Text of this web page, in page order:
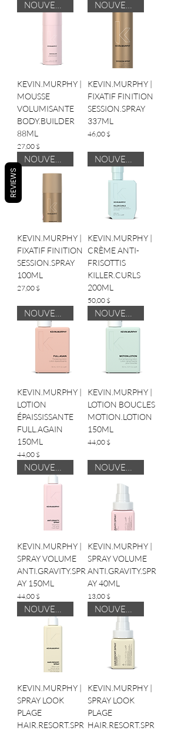
KEVIN.MURPHY |
MOUSSE
VOLUMISANTE
BODY.BUILDER
88ML
Prix
27,00 $
KEVIN.MURPHY |
FIXATIF FINITION
SESSION.SPRAY
337ML
Prix
46,00 $
KEVIN.MURPHY |
FIXATIF FINITION
SESSION.SPRAY
100ML
Prix
27,00 $
KEVIN.MURPHY |
CRÈME ANTI-
FRISOTTIS
KILLER.CURLS
200ML
Prix
50,00 $
KEVIN.MURPHY |
LOTION
ÉPAISSISSANTE
FULL.AGAIN
150ML
Prix
44,00 $
KEVIN.MURPHY |
LOTION BOUCLES
MOTION.LOTION
150ML
Prix
44,00 $
KEVIN.MURPHY |
SPRAY VOLUME
ANTI.GRAVITY.SPR
AY 150ML
Prix
44,00 $
KEVIN.MURPHY |
SPRAY VOLUME
ANTI.GRAVITY.SPR
AY 40ML
Prix
13,00 $
KEVIN.MURPHY |
SPRAY LOOK
PLAGE
HAIR.RESORT.SPR
KEVIN.MURPHY |
SPRAY LOOK
PLAGE
HAIR.RESORT.SPR
REVIEWS